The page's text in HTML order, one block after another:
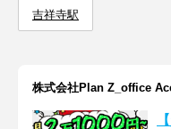
吉祥寺駅
株式会社Plan Z_office